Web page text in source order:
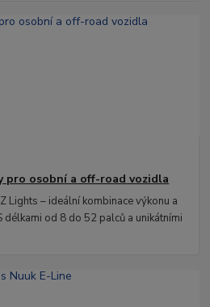
pro osobní a off-road vozidla
Lights – ideální kombinace výkonu a
od 8 do 52 palců a unikátními